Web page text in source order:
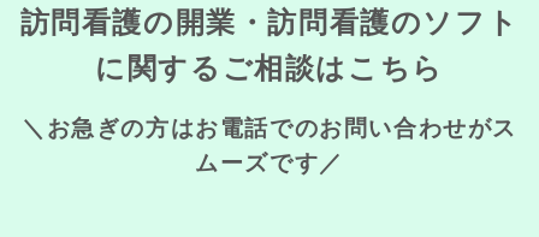
訪問看護の開業・訪問看護のソフト
に関するご相談はこちら
＼お急ぎの方はお電話でのお問い合わせがス
ムーズです／